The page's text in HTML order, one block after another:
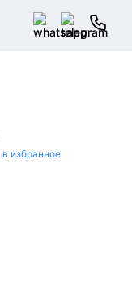
избранное